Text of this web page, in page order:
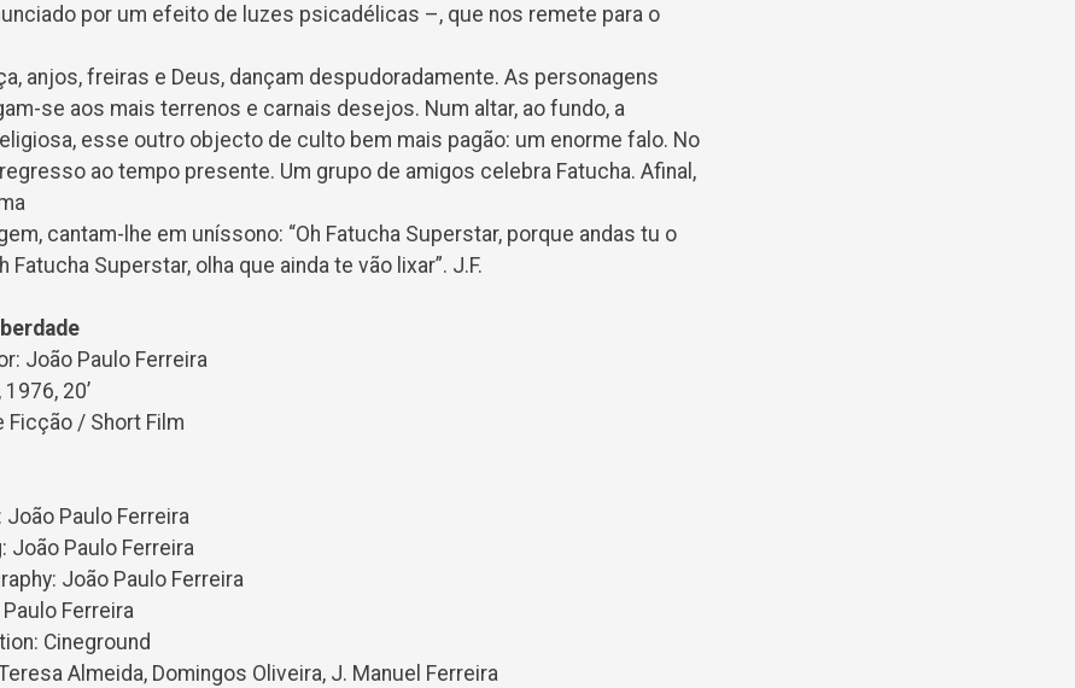
por um efeito de luzes psicadélicas –, que nos remete para o
anjos, freiras e Deus, dançam despudoradamente. As personagens
se aos mais terrenos e carnais desejos. Num altar, ao fundo, a
esse outro objecto de culto bem mais pagão: um enorme falo. No
ao tempo presente. Um grupo de amigos celebra Fatucha. Afinal,
cantam-lhe em uníssono: “Oh Fatucha Superstar, porque andas tu o
Fatucha Superstar, olha que ainda te vão lixar”. J.F.
João Paulo Ferreira
20’
Ficção / Short Film
João Paulo Ferreira
João Paulo Ferreira
João Paulo Ferreira
Ferreira
Cineground
Almeida, Domingos Oliveira, J. Manuel Ferreira